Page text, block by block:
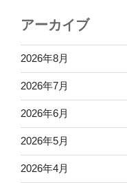
アーカイブ
2026年8月
2026年7月
2026年6月
2026年5月
2026年4月